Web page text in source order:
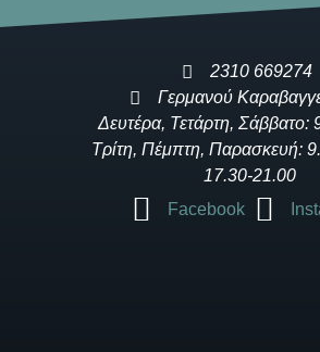
2310 669274
Γερμανού
Δευτέρα, Τετάρτη, Σάββατο:
Τρίτη, Πέμπτη, Παρασκευή:
17.30-21.00
Facebook